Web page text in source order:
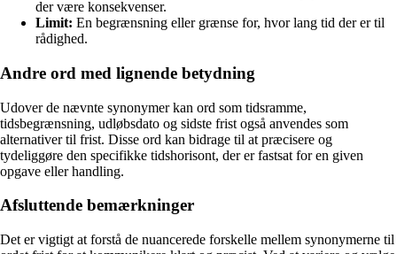
der være konsekvenser.
Limit: En begrænsning eller grænse for, hvor lang tid der er til
rådighed.
Andre ord med lignende betydning
Udover de nævnte synonymer kan ord som tidsramme,
tidsbegrænsning, udløbsdato og sidste frist også anvendes som
alternativer til frist. Disse ord kan bidrage til at præcisere og
tydeliggøre den specifikke tidshorisont, der er fastsat for en given
opgave eller handling.
Afsluttende bemærkninger
Det er vigtigt at forstå de nuancerede forskelle mellem synonymerne til